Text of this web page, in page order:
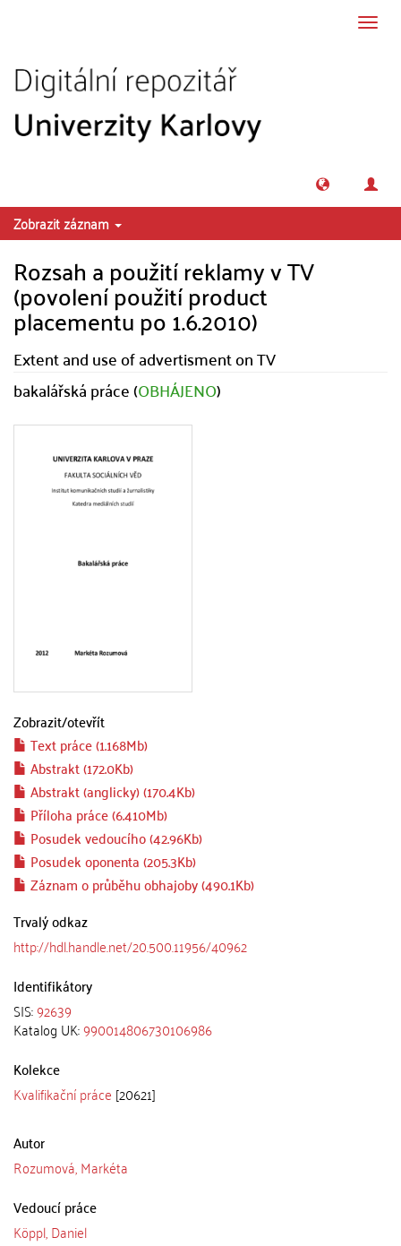
Zobrazit záznam
Rozsah a použití reklamy v TV
(povolení použití product
placementu po 1.6.2010)
Extent and use of advertisment on TV
bakalářská práce (OBHÁJENO)
Zobrazit/otevřít
Text práce (1.168Mb)
Abstrakt (172.0Kb)
Abstrakt (anglicky) (170.4Kb)
Příloha práce (6.410Mb)
Posudek vedoucího (42.96Kb)
Posudek oponenta (205.3Kb)
Záznam o průběhu obhajoby (490.1Kb)
Trvalý odkaz
http://hdl.handle.net/20.500.11956/40962
Identifikátory
SIS:92639
Katalog UK:990014806730106986
Kolekce
Kvalifikační práce [20621]
Autor
Rozumová, Markéta
Vedoucí práce
Köppl, Daniel